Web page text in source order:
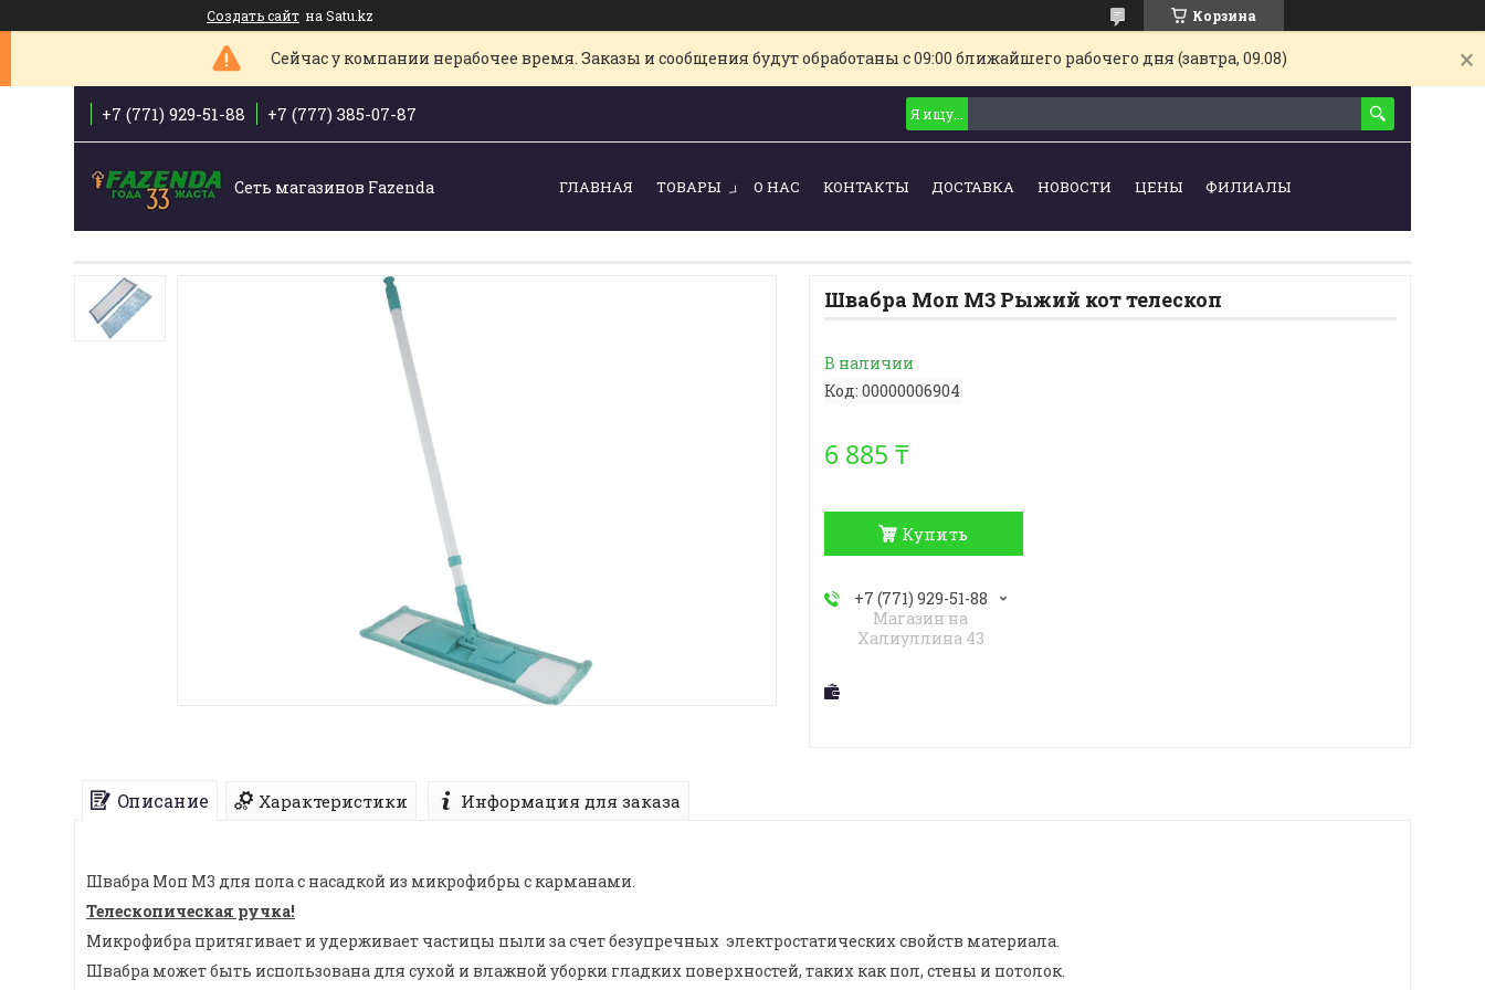
Создать сайт на Satu.kz Корзина
Сейчас у компании нерабочее время. Заказы и сообщения будут обработаны с 09:00 ближайшего рабочего дня (завтра, 09.08)
+7 (771) 929-51-88 +7 (777) 385-07-87
Сеть магазинов Fazenda ГЛАВНАЯ ТОВАРЫ О НАС КОНТАКТЫ ДОСТАВКА НОВОСТИ ЦЕНЫ ФИЛИАЛЫ
Швабра Моп М3 Рыжий кот телескоп
В наличии
Код: 00000006904
6 885 ₸
Купить
+7 (771) 929-51-88
Магазин на
Халиуллина 43
Описание Характеристики Информация для заказа
Швабра Моп М3 для пола с насадкой из микрофибры с карманами.
Телескопическая ручка!
Микрофибра притягивает и удерживает частицы пыли за счет безупречных электростатических свойств материала.
Швабра может быть использована для сухой и влажной уборки гладких поверхностей, таких как пол, стены и потолок.